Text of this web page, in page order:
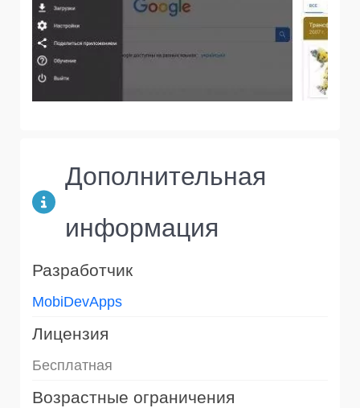
Дополнительная
информация
Разработчик
MobiDevApps
Лицензия
Бесплатная
Возрастные ограничения